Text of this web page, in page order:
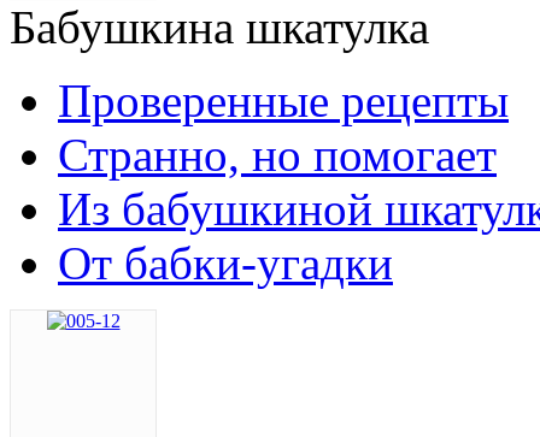
Бабушкина шкатулка
Проверенные рецепты
Странно, но помогает
Из бабушкиной
От бабки-угадки